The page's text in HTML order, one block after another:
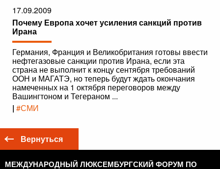
17.09.2009
Почему Европа хочет усиления санкций против
Ирана
Германия, Франция и Великобритания готовы ввести
нефтегазовые санкции против Ирана, если эта
страна не выполнит к концу сентября требований
ООН и МАГАТЭ, но теперь будут ждать окончания
намеченных на 1 октября переговоров между
Вашингтоном и Тегераном ...
| #СМИ
Вернуться
МЕЖДУНАРОДНЫЙ ЛЮКСЕМБУРГСКИЙ ФОРУМ ПО